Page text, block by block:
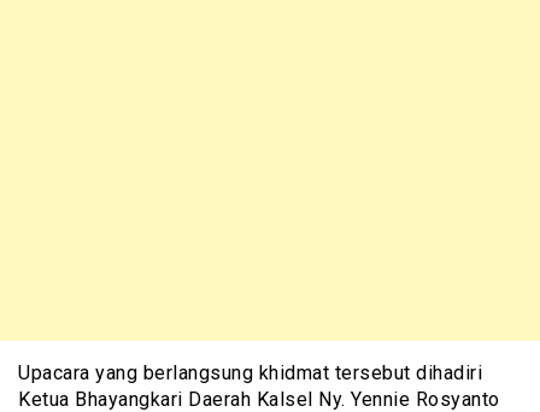
Upacara yang berlangsung khidmat tersebut dihadiri
Ketua Bhayangkari Daerah Kalsel Ny. Yennie Rosyanto